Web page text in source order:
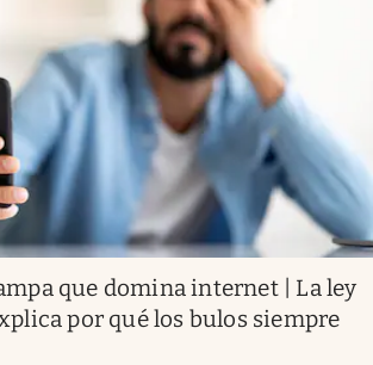
que domina internet | La ley
por qué los bulos siempre